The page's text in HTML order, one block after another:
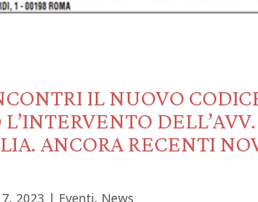
IL NUOVO
ANCORA RECENTI
2023 | Eventi, News